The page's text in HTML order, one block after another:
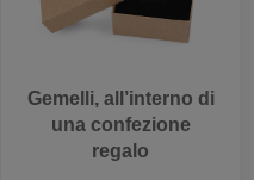
Gemelli, all’interno di
una confezione
regalo